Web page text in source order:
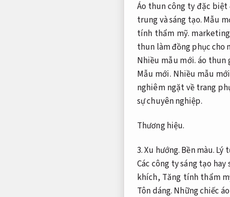
Áo thun công ty đặc
trung và sáng tạo. Mẫu
tính thẩm mỹ.
thun làm đồng phục cho
Nhiều mẫu mới. áo thun
Mẫu mới. Nhiều mẫu
nghiêm ngặt về trang
sự chuyên nghiệp.
Thương hiệu.
3.Xu hướng. Bền màu. Lý
Các công ty sáng tạo
khích, Tăng tính thẩm
Tôn dáng. Những chiếc